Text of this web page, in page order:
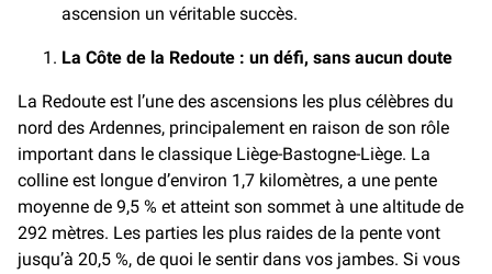
ascension un véritable succès.
La Côte de la Redoute : un défi, sans aucun doute
La Redoute est l’une des ascensions les plus célèbres du
nord des Ardennes, principalement en raison de son rôle
important dans le classique Liège-Bastogne-Liège. La
colline est longue d’environ 1,7 kilomètres, a une pente
moyenne de 9,5 % et atteint son sommet à une altitude de
292 mètres. Les parties les plus raides de la pente vont
jusqu’à 20,5 %, de quoi le sentir dans vos jambes. Si vous